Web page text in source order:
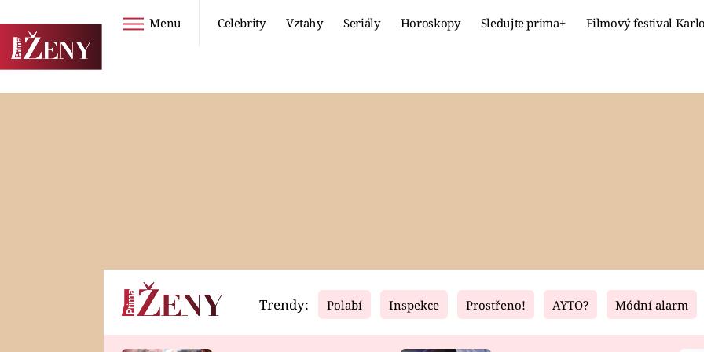
Menu Celebrity Vztahy Seriály Horoskopy Sledujte prima+ Filmový festival
Horoskopy Video Fresh Living
Trendy: Polabí Inspekce Prostřeno! AYTO? Módní alarm